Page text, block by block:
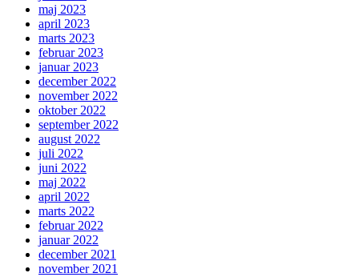
maj 2023
april 2023
marts 2023
februar 2023
januar 2023
december 2022
november 2022
oktober 2022
september 2022
august 2022
juli 2022
juni 2022
maj 2022
april 2022
marts 2022
februar 2022
januar 2022
december 2021
november 2021